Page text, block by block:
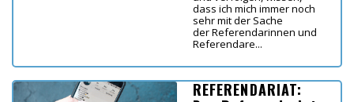
dass ich mich immer noch
sehr mit der Sache
der Referendarinnen und
Referendare...
REFERENDARIAT: